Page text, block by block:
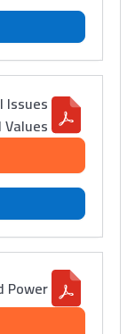
Issues
Values
Power